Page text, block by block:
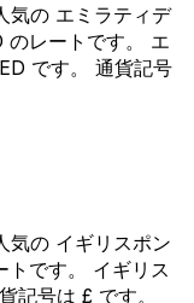
気の エミラティデ
のレートです。 エ
です。 通貨記号
気の イギリスポン
トです。 イギリス
記号は £ です。